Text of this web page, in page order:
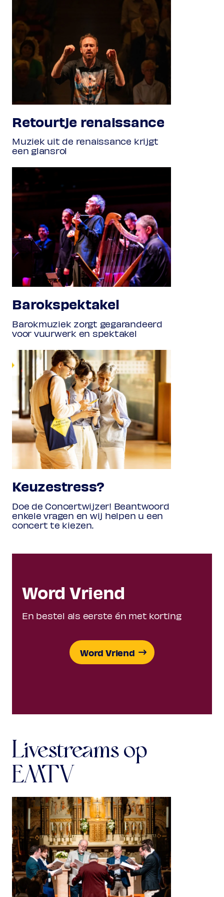
Retourtje renaissance
Muziek uit de renaissance krijgt
een glansrol
Barokspektakel
Barokmuziek zorgt gegarandeerd
voor vuurwerk en spektakel
Keuzestress?
Doe de Concertwijzer! Beantwoord
enkele vragen en wij helpen u een
concert te kiezen.
Word Vriend
En bestel als eerste én met korting
Word Vriend
Livestreams op
EMTV